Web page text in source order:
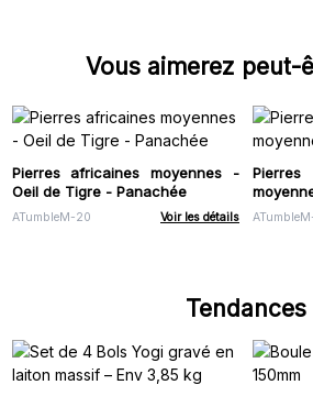
Vous aimerez peut-
Pierres africaines moyennes -
Oeil de Tigre - Panachée
ATumbleM-20 Voir les détails ATumbleM-
Tendances